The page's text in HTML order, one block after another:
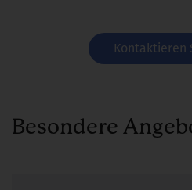
Kontaktieren
Besondere